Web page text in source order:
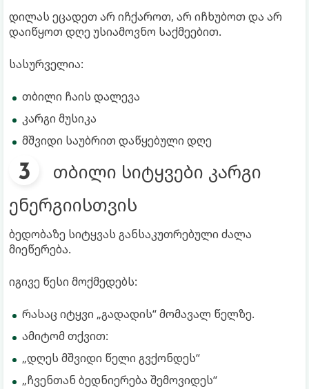
დილას ეცადეთ არ იჩქაროთ, არ იჩხუბოთ და არ
დაიწყოთ დღე უსიამოვნო საქმეებით.
სასურველია:
თბილი ჩაის დალევა
კარგი მუსიკა
მშვიდი საუბრით დაწყებული დღე
თბილი სიტყვები კარგი
ენერგიისთვის
ბედობაზე სიტყვას განსაკუთრებული ძალა
მიეწერება.
იგივე წესი მოქმედებს:
რასაც იტყვი „გადადის“ მომავალ წელზე.
ამიტომ თქვით:
„დღეს მშვიდი წელი გვქონდეს“
„ჩვენთან ბედნიერება შემოვიდეს“